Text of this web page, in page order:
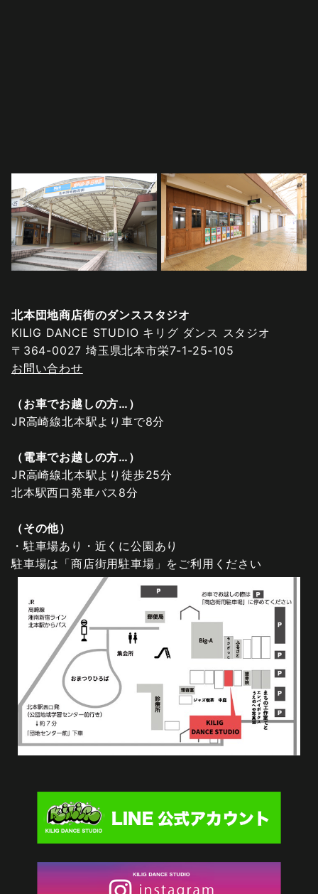
北本団地商店街のダンススタジオ
KILIG DANCE STUDIO キリグ ダンス スタジオ
〒364-0027 埼玉県北本市栄7-1-25-105
お問い合わせ
（お車でお越しの方…）
JR高崎線北本駅より車で8分
（電車でお越しの方… ）
JR高崎線北本駅より徒歩25分
北本駅西口発車バス8分
（その他）
・駐車場あり・近くに公園あり
駐車場は「商店街用駐車場」をご利用ください